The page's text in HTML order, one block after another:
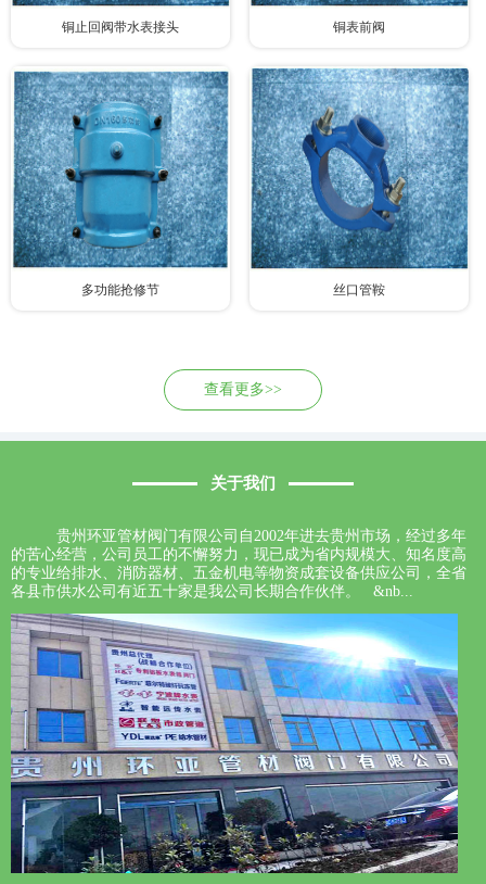
铜止回阀带水表接头 铜表前阀
多功能抢修节 丝口管鞍
查看更多>>
关于我们
贵州环亚管材阀门有限公司自2002年进去贵州市场，经过多年
的苦心经营，公司员工的不懈努力，现已成为省内规模大、知名度高
的专业给排水、消防器材、五金机电等物资成套设备供应公司，全省
各县市供水公司有近五十家是我公司长期合作伙伴。 &nb...